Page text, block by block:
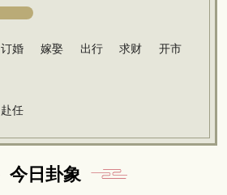
订婚 嫁娶 出行 求财
开市
赴任
今日卦象